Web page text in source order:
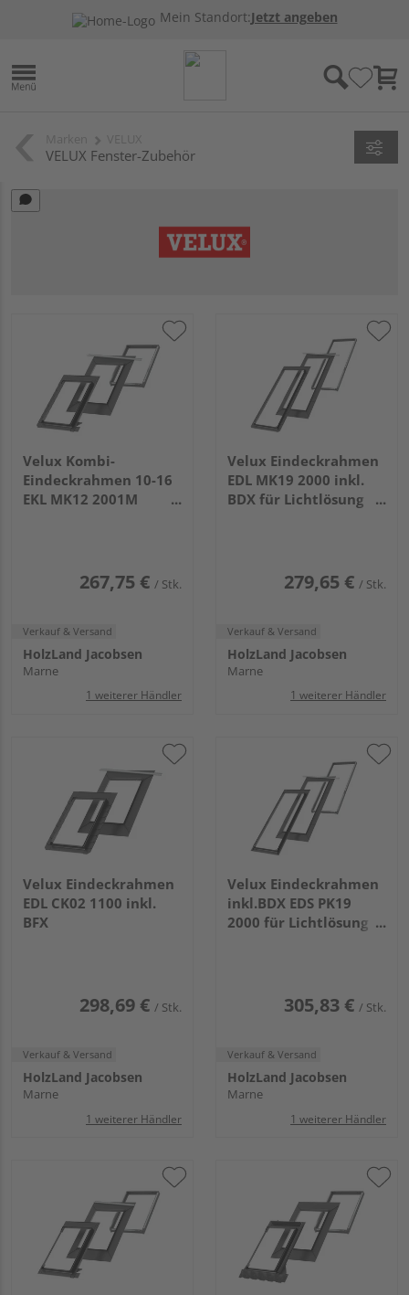
Mein Standort:Jetzt angeben
VELUX Fenster-Zubehör
Velux Kombi-
Eindeckrahmen 10-16
EKL MK12 2001M
267,75 € / Stk.
Verkauf & Versand
HolzLand Jacobsen
Marne
1 weiterer Händler
Velux Eindeckrahmen
EDL MK19 2000 inkl.
BDX für Lichtlösung
279,65 € / Stk.
Verkauf & Versand
HolzLand Jacobsen
Marne
1 weiterer Händler
Velux Eindeckrahmen
EDL CK02 1100 inkl.
BFX
298,69 € / Stk.
Verkauf & Versand
HolzLand Jacobsen
Marne
1 weiterer Händler
Velux Eindeckrahmen
inkl.BDX EDS PK19
2000 für Lichtlösung
305,83 € / Stk.
Verkauf & Versand
HolzLand Jacobsen
Marne
1 weiterer Händler